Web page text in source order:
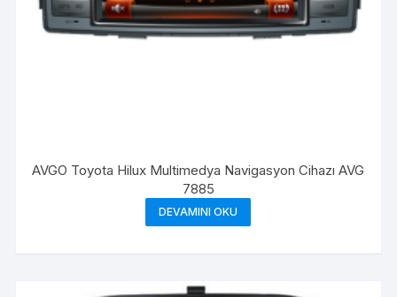
AVGO Toyota Hilux Multimedya Navigasyon Cihazı AVG
7885
DEVAMINI OKU